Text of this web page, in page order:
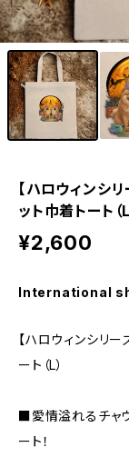
【ハロウィンシ
ット巾着トート（L
¥2,600
International
【ハロウィンシリ
ート（L）
■愛情溢れるチャ
ート！